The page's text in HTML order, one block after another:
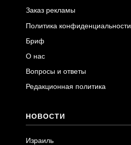
Заказ рекламы
Политика конфиденциальности
Бриф
О нас
Вопросы и ответы
Редакционная политика
НОВОСТИ
Израиль